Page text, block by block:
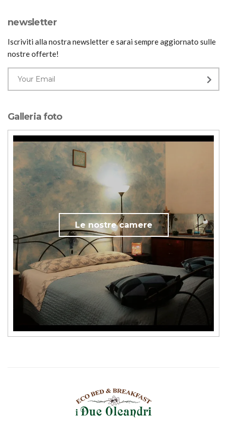
newsletter
Iscriviti alla nostra newsletter e sarai sempre aggiornato sulle
nostre offerte!
Galleria foto
Le nostre camere